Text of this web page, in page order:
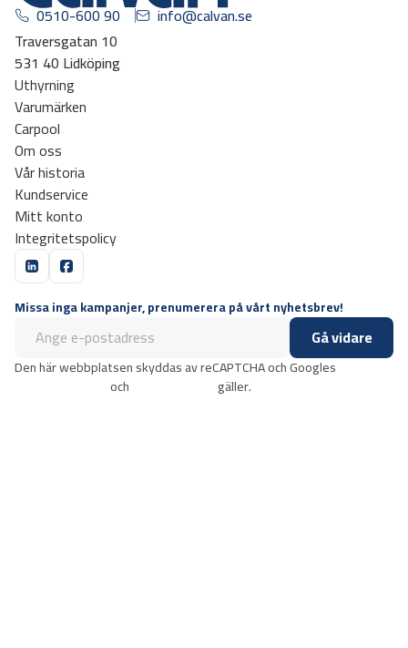
0510-600 90
info@calvan.se
Traversgatan 10
531 40 Lidköping
Uthyrning
Varumärken
Carpool
Om oss
Vår historia
Kundservice
Mitt konto
Integritetspolicy
Missa inga kampanjer, prenumerera på vårt nyhetsbrev!
Gå vidare
Den här webbplatsen skyddas av reCAPTCHA och Googles
och gäller.